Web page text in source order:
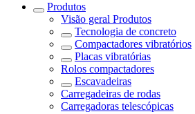
Produtos
Visão geral Produtos
Tecnologia de concreto
Compactadores vibratórios
Placas vibratórias
Rolos compactadores
Escavadeiras
Carregadeiras de rodas
Carregadoras telescópicas